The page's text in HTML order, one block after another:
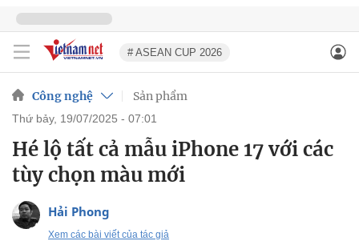
# ASEAN CUP 2026
Công nghệ Sản phẩm
thứ bảy, 19/07/2025 - 07:01
Hé lộ tất cả mẫu iPhone 17 với các
tùy chọn màu mới
Hải Phong
Xem các bài viết của tác giả